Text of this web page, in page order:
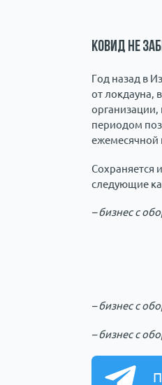
Ковид не
Год назад в
от локдауна,
организации,
периодом
ежемесячной
Сохраняется
следующие
– бизнес с
– бизнес с
– бизнес с